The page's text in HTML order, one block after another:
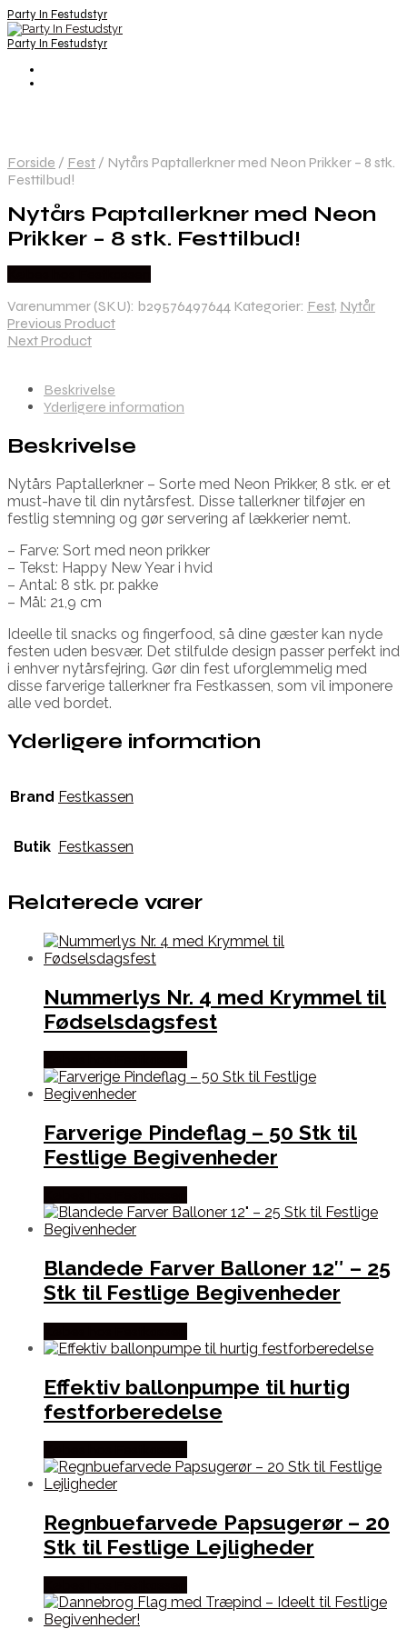
Party In Festudstyr
Party In Festudstyr
Forside / Fest / Nytårs Paptallerkner med Neon Prikker – 8 stk.
Festtilbud!
Nytårs Paptallerkner med Neon
Prikker – 8 stk. Festtilbud!
Varenummer (SKU): b29576497644 Kategorier: Fest, Nytår
Previous Product
Next Product
Beskrivelse
Yderligere information
Beskrivelse
Nytårs Paptallerkner – Sorte med Neon Prikker, 8 stk. er et
must-have til din nytårsfest. Disse tallerkner tilføjer en
festlig stemning og gør servering af lækkerier nemt.
– Farve: Sort med neon prikker
– Tekst: Happy New Year i hvid
– Antal: 8 stk. pr. pakke
– Mål: 21,9 cm
Ideelle til snacks og fingerfood, så dine gæster kan nyde
festen uden besvær. Det stilfulde design passer perfekt ind
i enhver nytårsfejring. Gør din fest uforglemmelig med
disse farverige tallerkner fra Festkassen, som vil imponere
alle ved bordet.
Yderligere information
Brand Festkassen
Butik Festkassen
Relaterede varer
Nummerlys Nr. 4 med Krymmel til
Fødselsdagsfest
Farverige Pindeflag – 50 Stk til
Festlige Begivenheder
Blandede Farver Balloner 12″ – 25
Stk til Festlige Begivenheder
Effektiv ballonpumpe til hurtig
festforberedelse
Regnbuefarvede Papsugerør – 20
Stk til Festlige Lejligheder